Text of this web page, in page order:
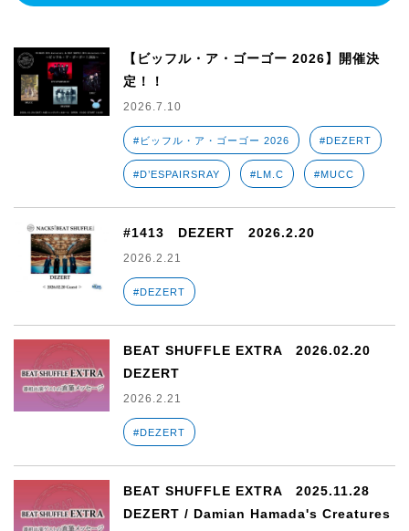
【ビッフル・ア・ゴーゴー 2026】開催決
定！！
2026.7.10
#ビッフル・ア・ゴーゴー 2026 #DEZERT
#D’ESPAIRSRAY #LM.C #MUCC
#1413 DEZERT 2026.2.20
2026.2.21
#DEZERT
BEAT SHUFFLE EXTRA 2026.02.20
DEZERT
2026.2.21
#DEZERT
BEAT SHUFFLE EXTRA 2025.11.28
DEZERT / Damian Hamada's Creatures